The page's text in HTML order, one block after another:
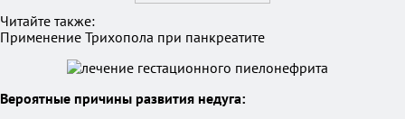
Читайте также:
Применение Трихопола при панкреатите
Вероятные причины развития недуга: